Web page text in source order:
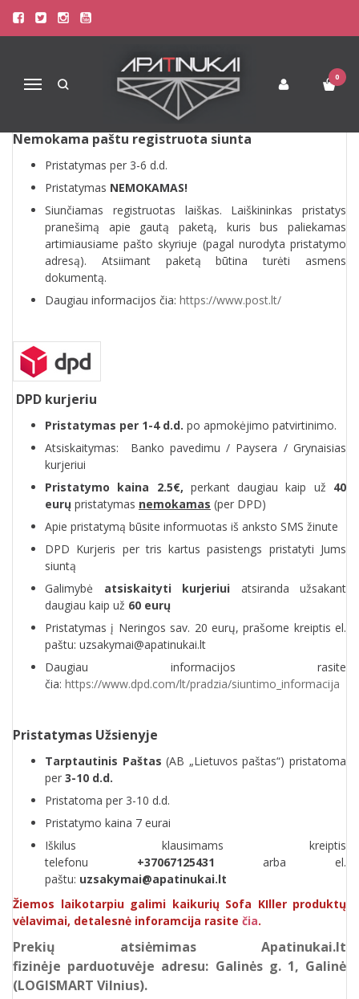
Navigacija
0
PREKIŲ PRISTATYMAS
Prekių pristatymas
Nemokama paštu registruota siunta
Pristatymas per 3-6 d.d.
Pristatymas NEMOKAMAS!
Siunčiamas registruotas laiškas. Laiškininkas pristatys
pranešimą apie gautą paketą, kuris bus paliekamas
artimiausiame pašto skyriuje (pagal nurodyta pristatymo
adresą). Atsiimant paketą būtina turėti asmens
dokumentą.
Daugiau informacijos čia: https://www.post.lt/
DPD kurjeriu
Pristatymas per 1-4 d.d. po apmokėjimo patvirtinimo.
Atsiskaitymas: Banko pavedimu / Paysera / Grynaisias
kurjeriui
Pristatymo kaina 2.5€, perkant daugiau kaip už 40
eurų pristatymas nemokamas (per DPD)
Apie pristatymą būsite informuotas iš anksto SMS žinute
DPD Kurjeris per tris kartus pasistengs pristatyti Jums
siuntą
Galimybė atsiskaityti kurjeriui atsiranda užsakant
daugiau kaip už 60 eurų
Pristatymas į Neringos sav. 20 eurų, prašome kreiptis el.
paštu: uzsakymai@apatinukai.lt
Daugiau informacijos rasite
čia: https://www.dpd.com/lt/pradzia/siuntimo_informacija
Pristatymas Užsienyje
Tarptautinis Paštas (AB „Lietuvos paštas“) pristatoma
per 3-10 d.d.
Pristatoma per 3-10 d.d.
Pristatymo kaina 7 eurai
Iškilus klausimams kreiptis
telefonu +37067125431 arba el.
paštu: uzsakymai@apatinukai.lt
Žiemos laikotarpiu galimi kaikurių Sofa KIller produktų
vėlavimai, detalesnė inforamcija rasite čia.
Prekių atsiėmimas Apatinukai.lt
fizinėje parduotuvėje adresu: Galinės g. 1, Galinė
(LOGISMART Vilnius).